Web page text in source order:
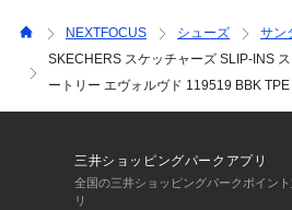
NEXTFOCUS シューズ
サン
SKECHERS スケッチャーズ SLIP-INS
ートリー エヴォルヴド 119519 BBK TPE
三井ショッピングパークアプリ
全国の三井ショッピングパークポイン
リ